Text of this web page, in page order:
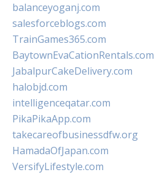
balanceyoganj.com
salesforceblogs.com
TrainGames365.com
BaytownEvaCationRentals.com
JabalpurCakeDelivery.com
halobjd.com
intelligenceqatar.com
PikaPikaApp.com
takecareofbusinessdfw.org
HamadaOfJapan.com
VersifyLifestyle.com